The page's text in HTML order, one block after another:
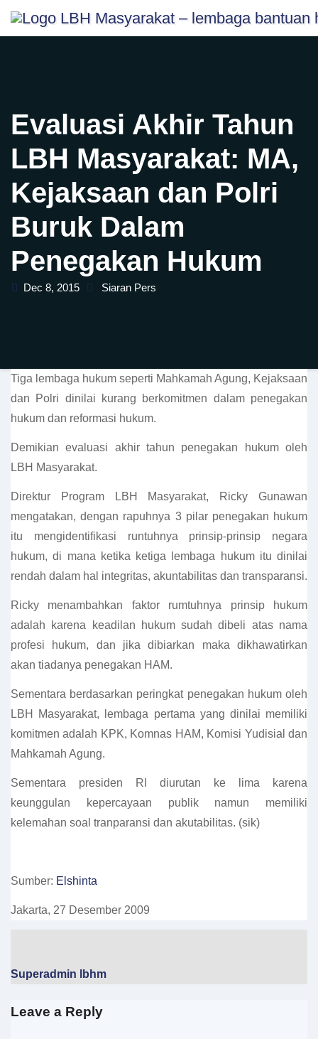
content
Skip
Evaluasi Akhir Tahun
LBH Masyarakat: MA,
Kejaksaan dan Polri
Buruk Dalam
Penegakan Hukum
Dec 8, 2015 Siaran Pers
Tiga lembaga hukum seperti Mahkamah Agung, Kejaksaan
dan Polri dinilai kurang berkomitmen dalam penegakan
hukum dan reformasi hukum.
Demikian evaluasi akhir tahun penegakan hukum oleh
LBH Masyarakat.
Direktur Program LBH Masyarakat, Ricky Gunawan
mengatakan, dengan rapuhnya 3 pilar penegakan hukum
itu mengidentifikasi runtuhnya prinsip-prinsip negara
hukum, di mana ketika ketiga lembaga hukum itu dinilai
rendah dalam hal integritas, akuntabilitas dan transparansi.
Ricky menambahkan faktor rumtuhnya prinsip hukum
adalah karena keadilan hukum sudah dibeli atas nama
profesi hukum, dan jika dibiarkan maka dikhawatirkan
akan tiadanya penegakan HAM.
Sementara berdasarkan peringkat penegakan hukum oleh
LBH Masyarakat, lembaga pertama yang dinilai memiliki
komitmen adalah KPK, Komnas HAM, Komisi Yudisial dan
Mahkamah Agung.
Sementara presiden RI diurutan ke lima karena
keunggulan kepercayaan publik namun memiliki
kelemahan soal tranparansi dan akutabilitas. (sik)
Sumber: Elshinta
Jakarta, 27 Desember 2009
Superadmin lbhm
Leave a Reply